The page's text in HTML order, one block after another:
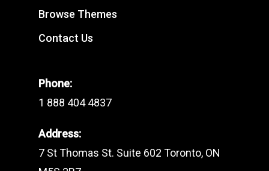
Browse Themes
Contact Us
Phone:
1 888 404 4837
Address:
7 St Thomas St. Suite 602 Toronto, ON